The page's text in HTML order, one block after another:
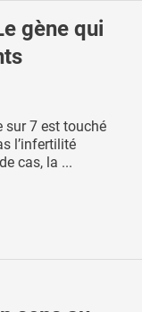
gène qui
sur 7 est touché
l’infertilité
cas, la ...